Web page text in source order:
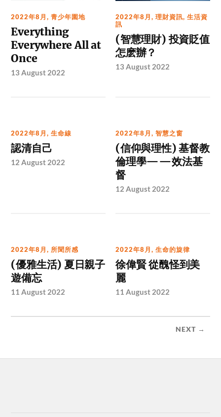
2022年8月,青少年園地
Everything
Everywhere All at
Once
13 August 2022
2022年8月,理財資訊,生活資
訊
(智慧理財) 投資貶值
怎麽辦？
13 August 2022
2022年8月,生命線
認清自己
12 August 2022
2022年8月,智慧之窗
(信仰與理性) 基督教
倫理學——效法基
督
12 August 2022
2022年8月, 所聞所感
(優雅生活) 夏日親子
遊備忘
11 August 2022
2022年8月,生命的旋律
徐偉賢 從醜怪到美
麗
11 August 2022
NEXT →